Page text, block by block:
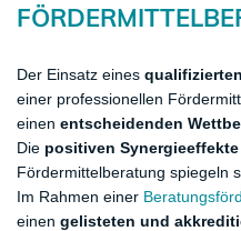
Der Einsatz eines
einer professionellen
einen entscheidenden
Die positiven Synergieeffekte
Fördermittelberatung spiegeln
Im Rahmen einer
einen gelisteten und